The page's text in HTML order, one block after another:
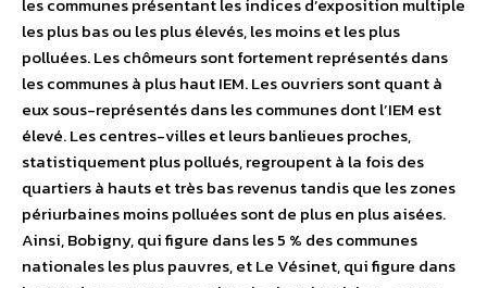
les communes présentant les indices d’exposition multiple
les plus bas ou les plus élevés, les moins et les plus
polluées. Les chômeurs sont fortement représentés dans
les communes à plus haut IEM. Les ouvriers sont quant à
eux sous-représentés dans les communes dont l’IEM est
élevé. Les centres-villes et leurs banlieues proches,
statistiquement plus pollués, regroupent à la fois des
quartiers à hauts et très bas revenus tandis que les zones
périurbaines moins polluées sont de plus en plus aisées.
Ainsi, Bobigny, qui figure dans les 5 % des communes
nationales les plus pauvres, et Le Vésinet, qui figure dans